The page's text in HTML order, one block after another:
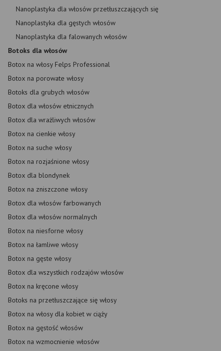
Nanoplastyka dla włosów przetłuszczających się
Nanoplastyka dla gęstych włosów
Nanoplastyka dla falowanych włosów
Botoks dla włosów
Botox na włosy Felps Professional
Botox na porowate włosy
Botoks dla grubych włosów
Botox dla włosów etnicznych
Botox dla wrażliwych włosów
Botox na cienkie włosy
Botox na suche włosy
Botox na rozjaśnione włosy
Botox dla blondynek
Botox na zniszczone włosy
Botox dla włosów farbowanych
Botox dla włosów normalnych
Botox na niesforne włosy
Botox na łamliwe włosy
Botox na gęste włosy
Botox dla wszystkich rodzajów włosów
Botox na kręcone włosy
Botoks na przetłuszczające się włosy
Botox na włosy dla kobiet w ciąży
Botox na gęstość włosów
Botox na wzmocnienie włosów